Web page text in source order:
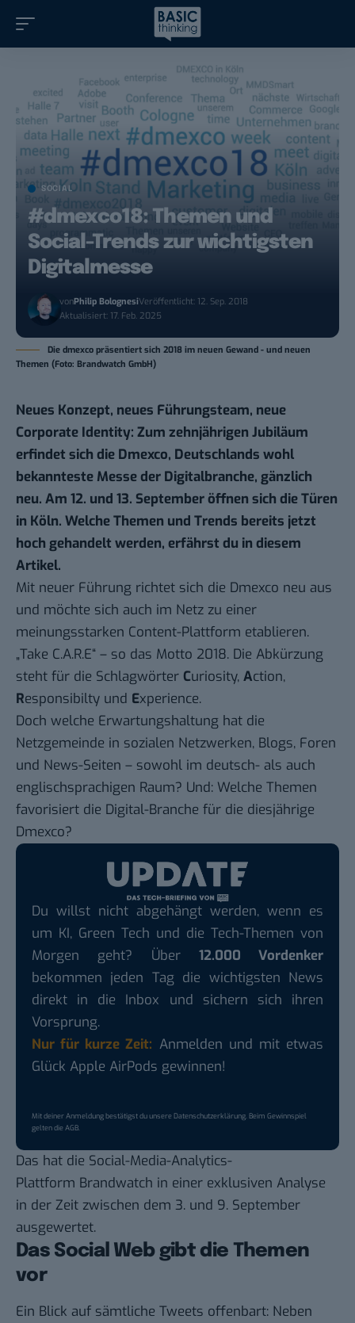
SOCIAL
#dmexco18: Themen und
Social-Trends zur wichtigsten
Digitalmesse
vonPhilip BolognesiVeröffentlicht: 12. Sep. 2018
Aktualisiert: 17. Feb. 2025
Die dmexco präsentiert sich 2018 im neuen Gewand - und neuen
Themen (Foto: Brandwatch GmbH)
Neues Konzept, neues Führungsteam, neue
Corporate Identity: Zum zehnjährigen Jubiläum
erfindet sich die Dmexco, Deutschlands wohl
bekannteste Messe der Digitalbranche, gänzlich
neu. Am 12. und 13. September öffnen sich die Türen
in Köln. Welche Themen und Trends bereits jetzt
hoch gehandelt werden, erfährst du in diesem
Artikel.
Mit neuer Führung richtet sich die Dmexco neu aus
und möchte sich auch im Netz zu einer
meinungsstarken Content-Plattform etablieren.
„Take C.A.R.E“ – so das Motto 2018. Die Abkürzung
steht für die Schlagwörter Curiosity, Action,
Responsibilty und Experience.
Doch welche Erwartungshaltung hat die
Netzgemeinde in sozialen Netzwerken, Blogs, Foren
und News-Seiten – sowohl im deutsch- als auch
englischsprachigen Raum? Und: Welche Themen
favorisiert die Digital-Branche für die diesjährige
Dmexco?
Du willst nicht abgehängt werden, wenn es
um KI, Green Tech und die Tech-Themen von
Morgen geht? Über 12.000 Vordenker
bekommen jeden Tag die wichtigsten News
direkt in die Inbox und sichern sich ihren
Vorsprung.
Nur für kurze Zeit: Anmelden und mit etwas
Glück Apple AirPods gewinnen!
Mit deiner Anmeldung bestätigst du unsereDatenschutzerklärung. Beim Gewinnspiel
gelten dieAGB.
Das hat die Social-Media-Analytics-
Plattform Brandwatch in einer exklusiven Analyse
in der Zeit zwischen dem 3. und 9. September
ausgewertet.
Das Social Web gibt die Themen
vor
Ein Blick auf sämtliche Tweets offenbart: Neben